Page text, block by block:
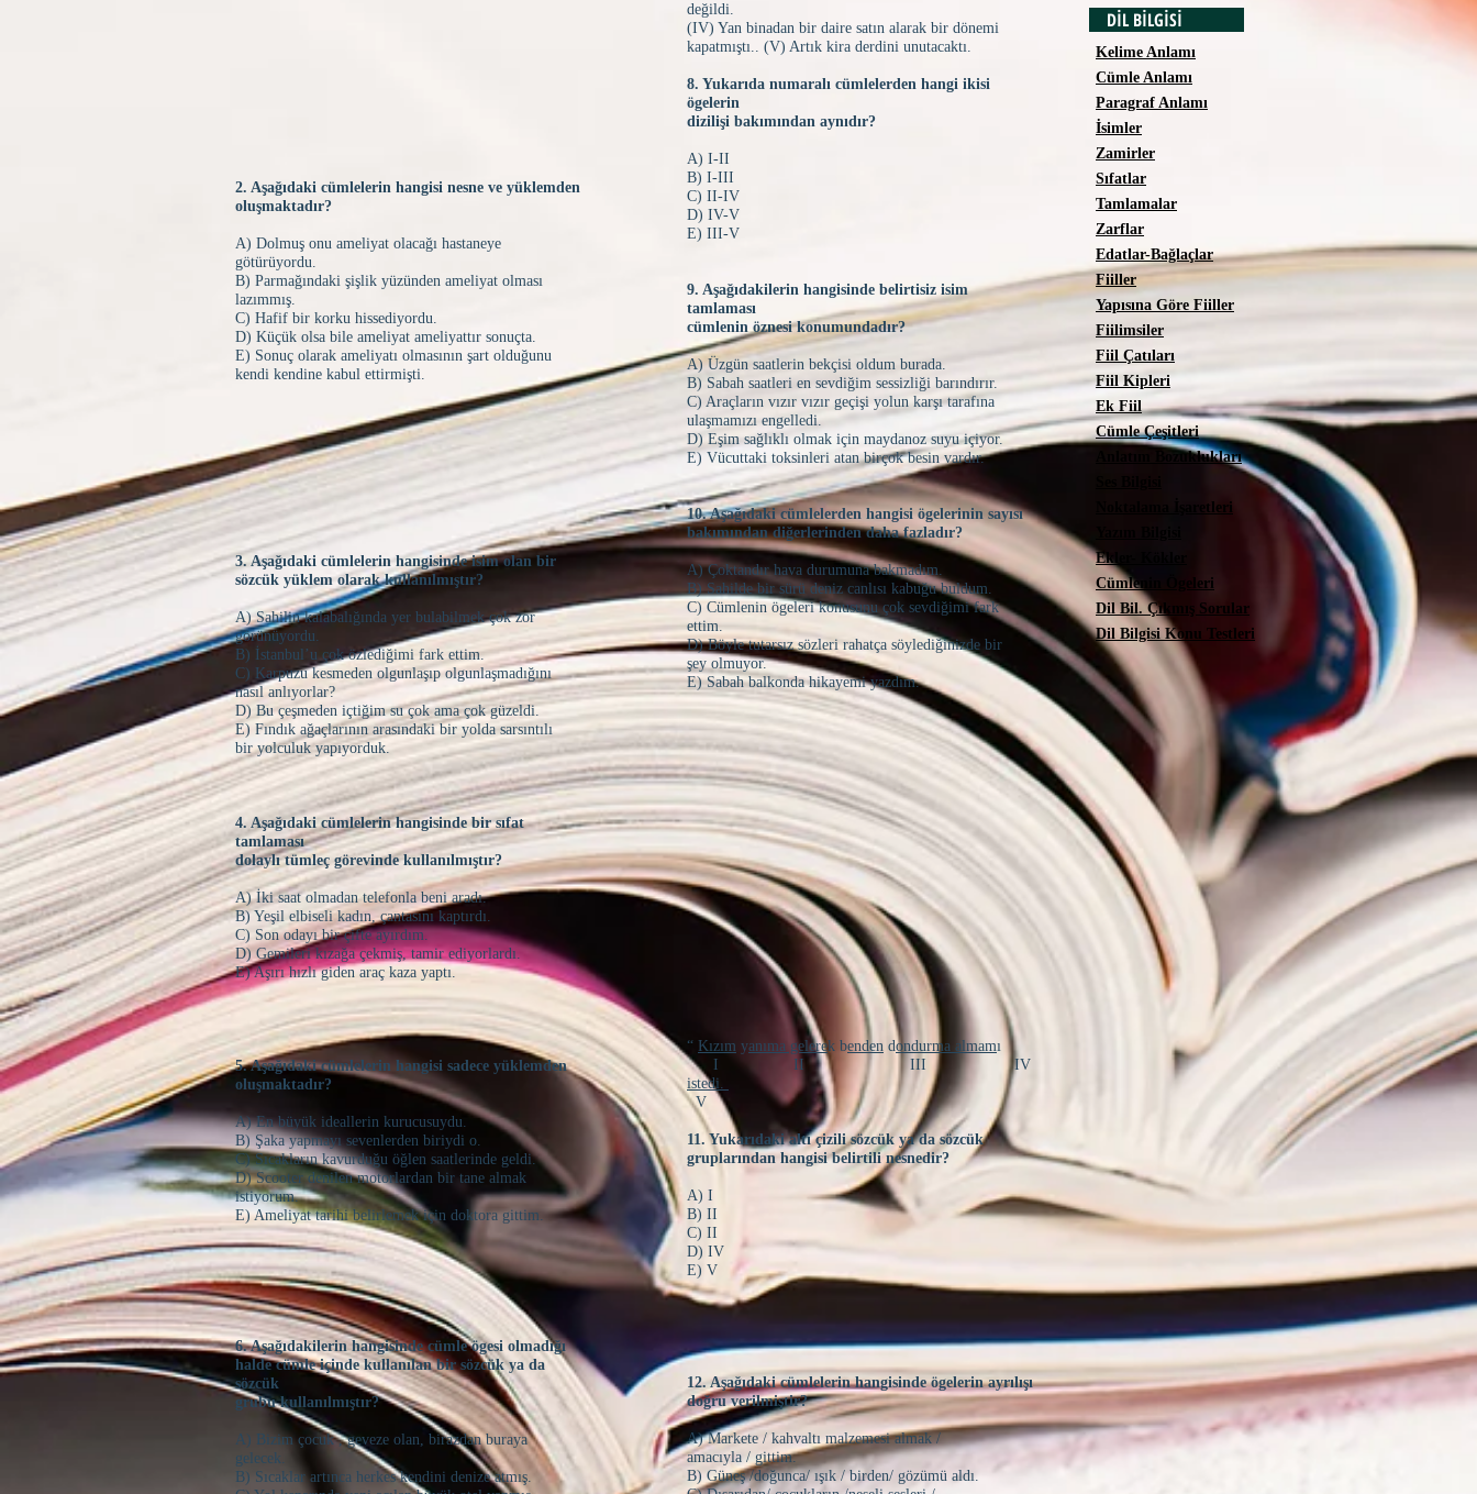
2. Aşağıdaki cümlelerin hangisi nesne ve yüklemden
oluşmaktadır?
A) Dolmuş onu ameliyat olacağı hastaneye
götürüyordu.
B) Parmağındaki şişlik yüzünden ameliyat olması
lazımmış.
C) Hafif bir korku hissediyordu.
D) Küçük olsa bile ameliyat ameliyattır sonuçta.
E) Sonuç olarak ameliyatı olmasının şart olduğunu
kendi kendine kabul ettirmişti.
3. Aşağıdaki cümlelerin hangisinde isim olan bir
sözcük yüklem olarak kullanılmıştır?
A) Sahilin kalabalığında yer bulabilmek çok zor
görünüyordu.
B) İstanbul’u çok özlediğimi fark ettim.
C) Karpuzu kesmeden olgunlaşıp olgunlaşmadığını
nasıl anlıyorlar?
D) Bu çeşmeden içtiğim su çok ama çok güzeldi.
E) Fındık ağaçlarının arasındaki bir yolda sarsıntılı
bir yolculuk yapıyorduk.
4. Aşağıdaki cümlelerin hangisinde bir sıfat
tamlaması
dolaylı tümleç görevinde kullanılmıştır?
A) İki saat olmadan telefonla beni aradı.
B) Yeşil elbiseli kadın, çantasını kaptırdı.
C) Son odayı bir çifte ayırdım.
D) Gemileri kızağa çekmiş, tamir ediyorlardı.
E) Aşırı hızlı giden araç kaza yaptı.
5. Aşağıdaki cümlelerin hangisi sadece yüklemden
oluşmaktadır?
A) En büyük ideallerin kurucusuydu.
B) Şaka yapmayı sevenlerden biriydi o.
C) Sıcakların kavurduğu öğlen saatlerinde geldi.
D) Scooter denilen motorlardan bir tane almak
istiyorum.
E) Ameliyat tarihi belirlemek için doktora gittim.
6. Aşağıdakilerin hangisinde cümle ögesi olmadığı
halde cümle içinde kullanılan bir sözcük ya da
sözcük
grubu kullanılmıştır?
A) Bizim çocuk , geveze olan, birazdan buraya
gelecek.
B) Sıcaklar artınca herkes kendini denize atmış.
değildi.
(IV) Yan binadan bir daire satın alarak bir dönemi
kapatmıştı.. (V) Artık kira derdini unutacaktı.
8. Yukarıda numaralı cümlelerden hangi ikisi
ögelerin
dizilişi bakımından aynıdır?
A) I-II
B) I-III
C) II-IV
D) IV-V
E) III-V
9. Aşağıdakilerin hangisinde belirtisiz isim
tamlaması
cümlenin öznesi konumundadır?
A) Üzgün saatlerin bekçisi oldum burada.
B) Sabah saatleri en sevdiğim sessizliği barındırır.
C) Araçların vızır vızır geçişi yolun karşı tarafına
ulaşmamızı engelledi.
D) Eşim sağlıklı olmak için maydanoz suyu içiyor.
E) Vücuttaki toksinleri atan birçok besin vardır.
10. Aşağıdaki cümlelerden hangisi ögelerinin sayısı
bakımından diğerlerinden daha fazladır?
A) Çoktandır hava durumuna bakmadım.
B) Sahilde bir sürü deniz canlısı kabuğu buldum.
C) Cümlenin ögeleri konusunu çok sevdiğimi fark
ettim.
D) Böyle tutarsız sözleri rahatça söylediğinizde bir
şey olmuyor.
E) Sabah balkonda hikayemi yazdım.
“ Kızım yanıma gelerek benden dondurma almamı
I II III IV
istedi.
V
11. Yukarıdaki altı çizili sözcük ya da sözcük
gruplarından hangisi belirtili nesnedir?
A) I
B) II
C) II
D) IV
E) V
12. Aşağıdaki cümlelerin hangisinde ögelerin ayrılışı
doğru verilmiştir?
A) Markete / kahvaltı malzemesi almak /
amacıyla / gittim.
B) Güneş /doğunca/ ışık / birden/ gözümü aldı.
DİL BİLGİSİ
Kelime Anlamı
Cümle Anlamı
Paragraf Anlamı
İsimler
Zamirler
Sıfatlar
Tamlamalar
Zarflar
Edatlar-Bağlaçlar
Fiiller
Yapısına Göre Fiiller
Fiilimsiler
Fiil Çatıları
Fiil Kipleri
Ek Fiil
Cümle Çeşitleri
Anlatım Bozuklukları
Noktalama İşaretleri
Ekler- Kökler
Cümlenin Ögeleri
Dil Bil. Çıkmış Sorular
Dil Bilgisi Konu Testleri